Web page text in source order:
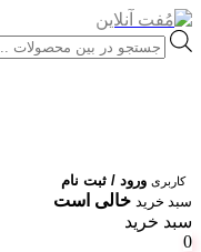
Products
search
کاربری ورود / ثبت نام
سبد خرید خالی است
سبد خرید
0